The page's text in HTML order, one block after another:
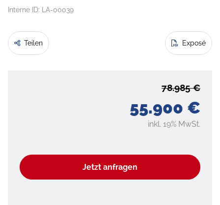
Interne ID: LA-00039
Teilen Exposé
55.900 €
78.985 €
inkl. 19% MwSt.
Jetzt anfragen